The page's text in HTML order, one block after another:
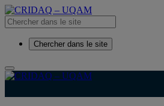
Chercher dans le site